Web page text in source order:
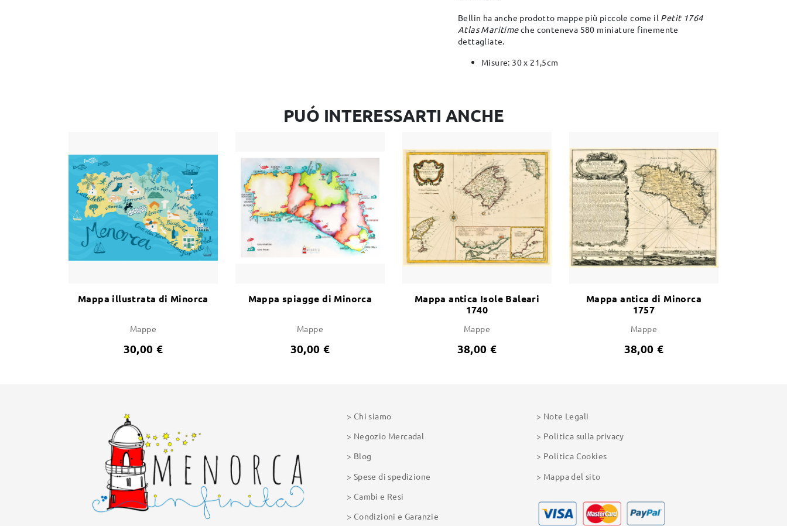
Bellin ha anche prodotto mappe più piccole come il Petit 1764
Atlas Maritimeche conteneva 580 miniature finemente
dettagliate​.
Misure: 30 x 21,5cm
PUÓ INTERESSARTI ANCHE
Mappa illustrata di Minorca
Mappe
30,00 €
Mappa spiagge di Minorca
Mappe
30,00 €
Mappa antica Isole Baleari
1740
Mappe
38,00 €
Mappa antica di Minorca
1757
Mappe
38,00 €
Chi siamo
Negozio Mercadal
Blog
Spese di spedizione
Cambi e Resi
Condizioni e Garanzie
Note Legali
Politica sulla privacy
Politica Cookies
Mappa del sito